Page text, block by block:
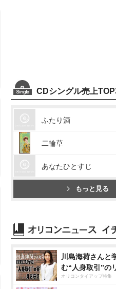
CDシングル売上
ふたり酒
二輪草
あなたひとすじ
もっと見る
川島海荷さんと
む“人身取引”の
オリコンタイアップ特集